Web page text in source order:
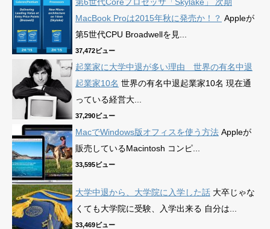
MacBook Proは2015年秋に発売か！？ Appleが
第5世代CPU Broadwellを見...
37,472ビュー
起業家に大学中退が多い理由 世界の有名中退
起業家10名 世界の有名中退起業家10名 現在通
っている経営大...
37,290ビュー
MacでWindows版オフィスを使う方法 Appleが
販売しているMacintosh コンピ...
33,595ビュー
大学中退から、大学院に入学した話 大卒じゃな
くても大学院に受験、入学出来る 自分は...
33,469ビュー